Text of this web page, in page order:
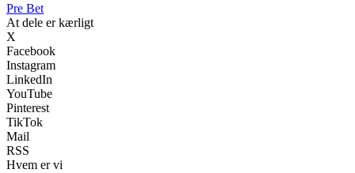
Pre Bet
At dele er kærligt
X
Facebook
Instagram
LinkedIn
YouTube
Pinterest
TikTok
Mail
RSS
Hvem er vi